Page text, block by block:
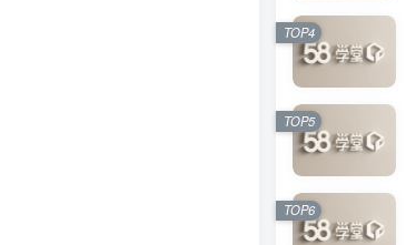
TOP4
TOP5
TOP6